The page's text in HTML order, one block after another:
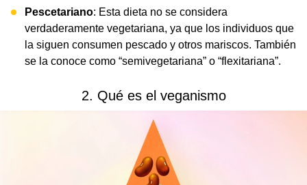
Pescetariano: Esta dieta no se considera
verdaderamente vegetariana, ya que los individuos que
la siguen consumen pescado y otros mariscos. También
se la conoce como “semivegetariana” o “flexitariana”.
2. Qué es el veganismo